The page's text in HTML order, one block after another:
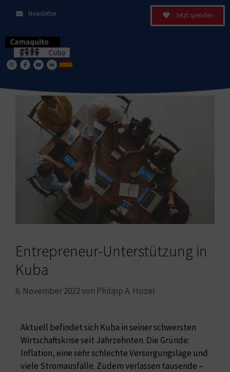
Newsletter Jetzt spenden
Entrepreneur-Unterstützung in
Kuba
6. November 2022von Philipp A. Huzel
Aktuell befindet sich Kuba in seiner schwersten
Wirtschaftskrise seit Jahrzehnten. Die Gründe:
Inflation, eine sehr schlechte Versorgungslage und
viele Stromausfälle. Zudem verlassen tausende –